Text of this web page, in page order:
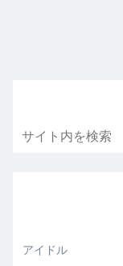
アイドル